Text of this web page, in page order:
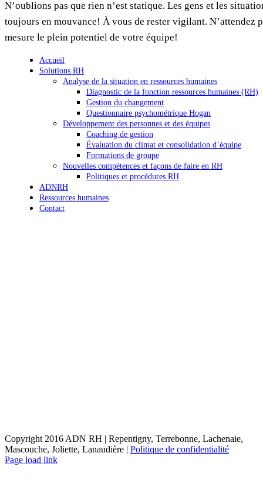
N’oublions pas que rien n’est statique. Les gens et les
toujours en mouvance! À vous de rester vigilant. N’attendez
mesure le plein potentiel de votre équipe!
Accueil
Solutions RH
Analyse de la situation en ressources humaines
Diagnostic de la fonction ressources humaines (RH)
Gestion du changement
Questionnaire psychométrique Hogan
Développement des personnes et des équipes
Coaching de gestion
Évaluation du climat et consolidation d’équipe
Formations de groupe
Nouvelles compétences et façons de faire en RH
Politiques et procédures RH
ADNRH
Ressources humaines
Contact
Copyright 2016 ADN RH | Repentigny, Terrebonne, Lachenaie,
Mascouche, Joliette, Lanaudière | Politique de confidentialité
X
LinkedIn
Email
Page load link